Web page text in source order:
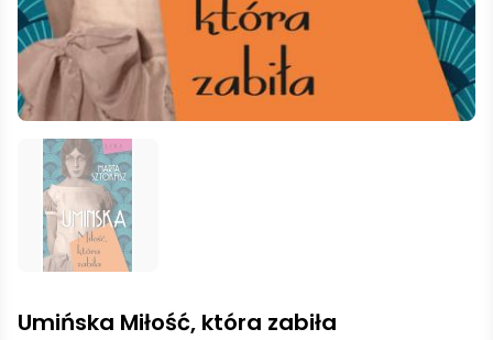
Umińska Miłość, która zabiła